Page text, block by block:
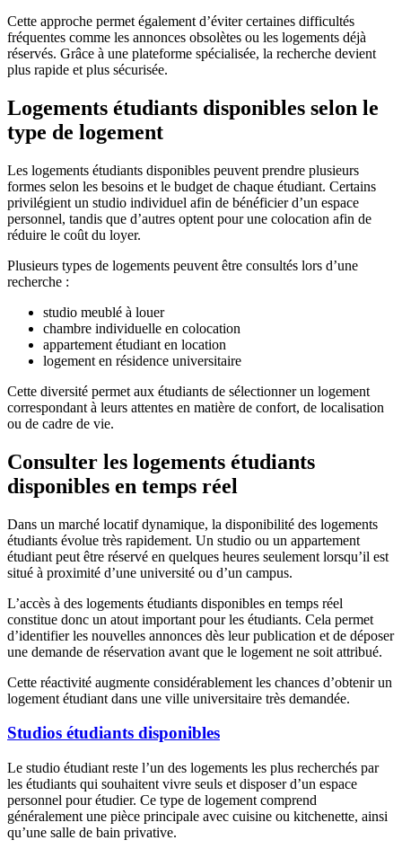
Cette approche permet également d’éviter certaines difficultés
fréquentes comme les annonces obsolètes ou les logements déjà
réservés. Grâce à une plateforme spécialisée, la recherche devient
plus rapide et plus sécurisée.
Logements étudiants disponibles selon le
type de logement
Les logements étudiants disponibles peuvent prendre plusieurs
formes selon les besoins et le budget de chaque étudiant. Certains
privilégient un studio individuel afin de bénéficier d’un espace
personnel, tandis que d’autres optent pour une colocation afin de
réduire le coût du loyer.
Plusieurs types de logements peuvent être consultés lors d’une
recherche :
studio meublé à louer
chambre individuelle en colocation
appartement étudiant en location
logement en résidence universitaire
Cette diversité permet aux étudiants de sélectionner un logement
correspondant à leurs attentes en matière de confort, de localisation
ou de cadre de vie.
Consulter les logements étudiants
disponibles en temps réel
Dans un marché locatif dynamique, la disponibilité des logements
étudiants évolue très rapidement. Un studio ou un appartement
étudiant peut être réservé en quelques heures seulement lorsqu’il est
situé à proximité d’une université ou d’un campus.
L’accès à des logements étudiants disponibles en temps réel
constitue donc un atout important pour les étudiants. Cela permet
d’identifier les nouvelles annonces dès leur publication et de déposer
une demande de réservation avant que le logement ne soit attribué.
Cette réactivité augmente considérablement les chances d’obtenir un
logement étudiant dans une ville universitaire très demandée.
Studios étudiants disponibles
Le studio étudiant reste l’un des logements les plus recherchés par
les étudiants qui souhaitent vivre seuls et disposer d’un espace
personnel pour étudier. Ce type de logement comprend
généralement une pièce principale avec cuisine ou kitchenette, ainsi
qu’une salle de bain privative.